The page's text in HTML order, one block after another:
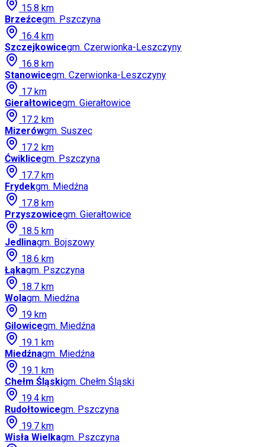
15.8 km
Brzeźcegm. Pszczyna
16.4 km
Szczejkowicegm. Czerwionka-Leszczyny
16.8 km
Stanowicegm. Czerwionka-Leszczyny
17 km
Gierałtowicegm. Gierałtowice
17.2 km
Mizerówgm. Suszec
17.2 km
Ćwiklicegm. Pszczyna
17.7 km
Frydekgm. Miedźna
17.8 km
Przyszowicegm. Gierałtowice
18.5 km
Jedlinagm. Bojszowy
18.6 km
Łąkagm. Pszczyna
18.7 km
Wolagm. Miedźna
19 km
Gilowicegm. Miedźna
19.1 km
Miedźnagm. Miedźna
19.1 km
Chełm Śląskigm. Chełm Śląski
19.4 km
Rudołtowicegm. Pszczyna
19.7 km
Wisła Wielkagm. Pszczyna